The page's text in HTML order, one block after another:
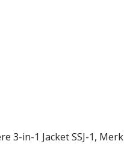
3-in-1 Jacket SSJ-1, Merk